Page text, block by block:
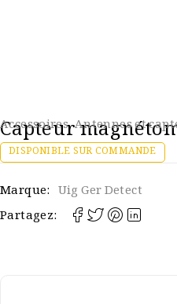
Accessoires,Antennes et
Capteur
DISPONIBLE SUR COMMANDE
Marque: Uig Ger Detect
Partagez: